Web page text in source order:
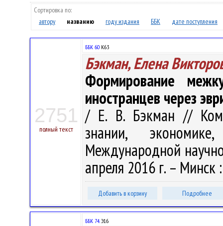
Сортировка по:
автору
названию году издания ББК дате поступления
2751
полный текст
ББК 60 К63
Бэкман, Елена
Формирование
иностранцев через
/ Е. В. Бэкман //
знании,
Международной
апреля 2016 г. –
Добавить в корзину Подробнее
ББК 74.Э16